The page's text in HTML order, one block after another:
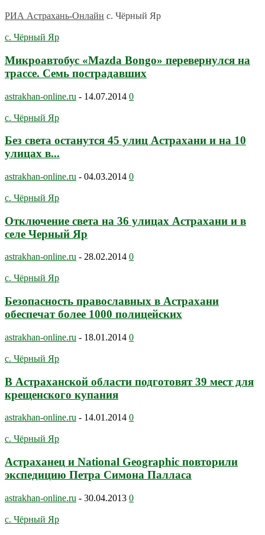
РИА Астрахань-Онлайн с. Чёрный Яр
с. Чёрный Яр
Микроавтобус «Mazda Bongo» перевернулся на
трассе. Семь пострадавших
astrakhan-online.ru - 14.07.2014 0
с. Чёрный Яр
Без света останутся 45 улиц Астрахани и на 10
улицах в...
astrakhan-online.ru - 04.03.2014 0
с. Чёрный Яр
Отключение света на 36 улицах Астрахани и в
селе Черный Яр
astrakhan-online.ru - 28.02.2014 0
с. Чёрный Яр
Безопасность православных в Астрахани
обеспечат более 1000 полицейских
astrakhan-online.ru - 18.01.2014 0
с. Чёрный Яр
В Астраханской области подготовят 39 мест для
крещенского купания
astrakhan-online.ru - 14.01.2014 0
с. Чёрный Яр
Астраханец и National Geographic повторили
экспедицию Петра Симона Палласа
astrakhan-online.ru - 30.04.2013 0
с. Чёрный Яр